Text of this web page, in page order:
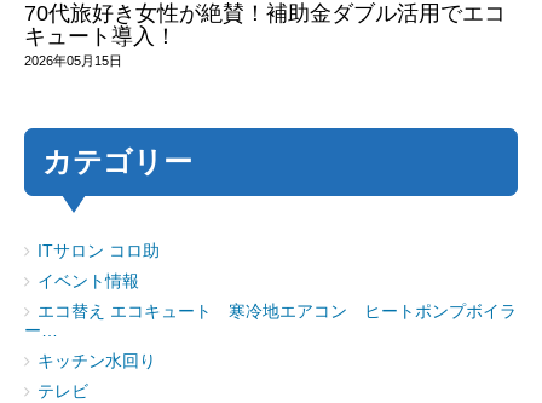
70代旅好き女性が絶賛！補助金ダブル活用でエコ
キュート導入！
2026年05月15日
カテゴリー
ITサロン コロ助
イベント情報
エコ替え エコキュート 寒冷地エアコン ヒートポンプボイラ
ー…
キッチン水回り
テレビ